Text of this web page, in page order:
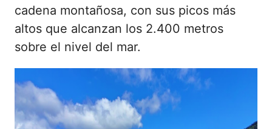
cadena montañosa, con sus picos más
altos que alcanzan los 2.400 metros
sobre el nivel del mar.